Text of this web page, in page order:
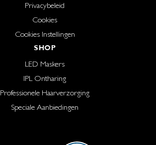
Privacybeleid
Cookies
Cookies Instellingen
SHOP
LED Maskers
IPL Ontharing
Professionele Haarverzorging
Speciale Aanbiedingen